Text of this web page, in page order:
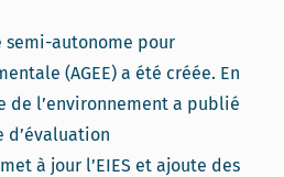
semi-autonome pour
(AGEE) a été créée. En
de l’environnement a publié
d’évaluation
à jour l’EIES et ajoute des